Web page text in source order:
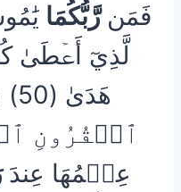
فَمَن رَّبُّكُمَا
لَّذِيٓ أَعۡطَىٰ
عِلۡمُهَا عِندَ